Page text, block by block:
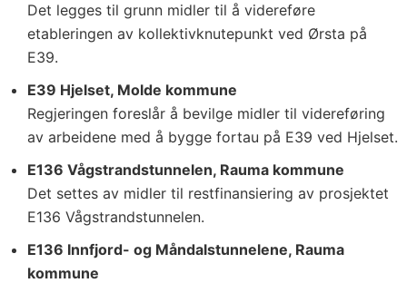
Det legges til grunn midler til å videreføre
etableringen av kollektivknutepunkt ved Ørsta på
E39.
E39 Hjelset, Molde kommune
Regjeringen foreslår å bevilge midler til videreføring
av arbeidene med å bygge fortau på E39 ved Hjelset.
E136 Vågstrandstunnelen, Rauma kommune
Det settes av midler til restfinansiering av prosjektet
E136 Vågstrandstunnelen.
E136 Innfjord- og Måndalstunnelene, Rauma
kommune